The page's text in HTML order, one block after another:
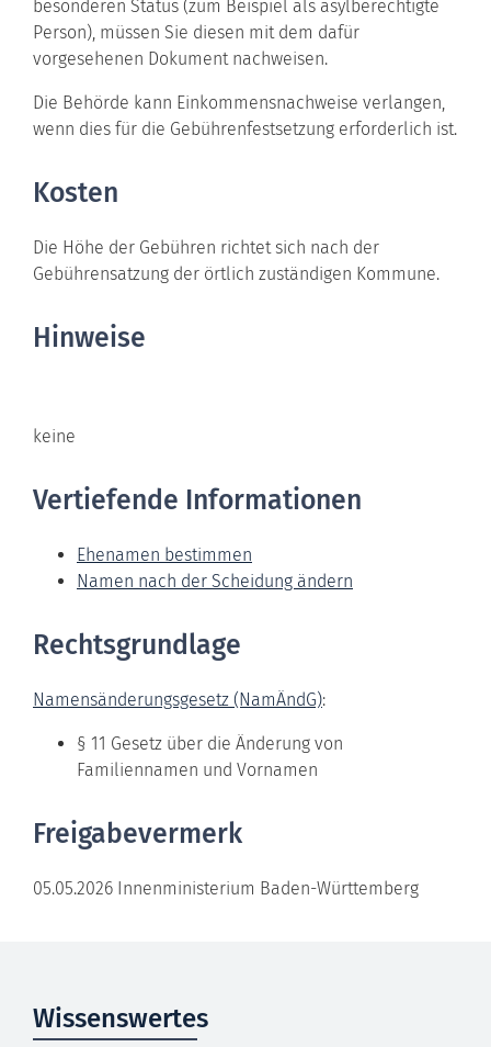
besonderen Status (zum Beispiel als asylberechtigte
Person), müssen Sie diesen mit dem dafür
vorgesehenen Dokument nachweisen.
Die Behörde kann Einkommensnachweise verlangen,
wenn dies für die Gebührenfestsetzung erforderlich ist.
Kosten
Die Höhe der Gebühren richtet sich nach der
Gebührensatzung der örtlich zuständigen Kommune.
Hinweise
keine
Vertiefende Informationen
Ehenamen bestimmen
Namen nach der Scheidung ändern
Rechtsgrundlage
Namensänderungsgesetz (NamÄndG):
§ 11 Gesetz über die Änderung von
Familiennamen und Vornamen
Freigabevermerk
05.05.2026 Innenministerium Baden-Württemberg
Wissenswertes